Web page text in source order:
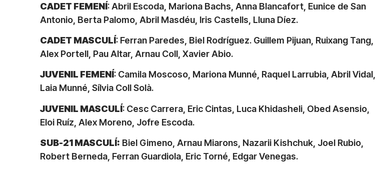
CADET FEMENÍ: Abril Escoda, Mariona Bachs, Anna Blancafort, Eunice de San
Antonio, Berta Palomo, Abril Masdéu, Iris Castells, Lluna Díez.
CADET MASCULÍ: Ferran Paredes, Biel Rodríguez. Guillem Pijuan, Ruixang Tang,
Alex Portell, Pau Altar, Arnau Coll, Xavier Abio.
JUVENIL FEMENÍ: Camila Moscoso, Mariona Munné, Raquel Larrubia, Abril Vidal,
Laia Munné, Sílvia Coll Solà.
JUVENIL MASCULÍ: Cesc Carrera, Eric Cintas, Luca Khidasheli, Obed Asensio,
Eloi Ruíz, Alex Moreno, Jofre Escoda.
SUB-21 MASCULÍ: Biel Gimeno, Arnau Miarons, Nazarii Kishchuk, Joel Rubio,
Robert Berneda, Ferran Guardiola, Eric Torné, Edgar Venegas.